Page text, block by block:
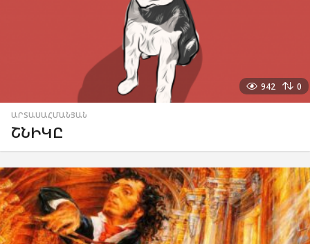
942 0
ԱՐՏԱՍԱՀՄԱՆՅԱՆ
ՇՆԻԿԸ